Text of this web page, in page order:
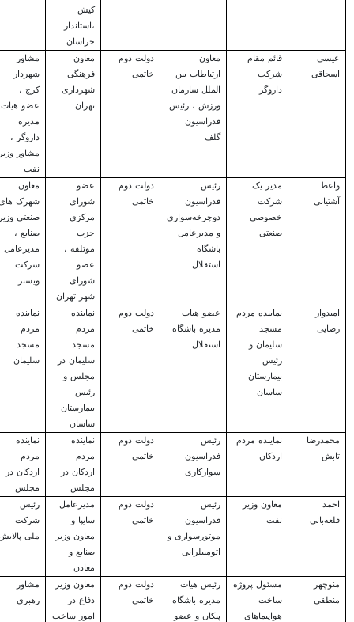
کیش
،استاندار
خراسان
عیسی
اسحاقی
قائم مقام
شرکت
داروگر
معاون
ارتباطات بین
الملل سازمان
ورزش ، رئیس
فدراسیون
گلف
دولت دوم
خاتمی
معاون
فرهنگی
شهرداری
تهران
مشاور
شهردار
کرج ،
عضو هیات
مدیره
داروگر ،
مشاور
نفت
واعظ
آشتیانی
مدیر یک
شرکت
خصوصی
صنعتی
رئیس
فدراسیون
دوچرخه‌سواری
و مدیرعامل
باشگاه
استقلال
دولت دوم
خاتمی
عضو
شورای
مرکزی
حزب
موتلفه ،
عضو
شورای
شهر تهران
معاون
شهرک
صنعتی
صنایع ،
مدیرعامل
شرکت
ویستر
امیدوار
رضایی
نماینده مردم
مسجد
سلیمان و
رئیس
بیمارستان
ساسان
عضو هیات
مدیره باشگاه
استقلال
دولت دوم
خاتمی
نماینده
مردم
مسجد
سلیمان در
مجلس و
رئیس
بیمارستان
ساسان
نماینده
مردم
مسجد
سلیمان
محمدرضا
تابش
نماینده مردم
اردکان
رئیس
فدراسیون
سوارکاری
دولت دوم
خاتمی
نماینده
مردم
اردکان در
مجلس
نماینده
مردم
اردکان در
مجلس
احمد
قلعه‌بانی
معاون وزیر
نفت
رئیس
فدراسیون
موتورسواری و
اتومبیلرانی
دولت دوم
خاتمی
مدیرعامل
سایپا و
معاون وزیر
صنایع و
معادن
رئیس
شرکت
ملی
منوچهر
منطقی
مسئول پروژه
ساخت
هواپیماهای
رئیس هیات
مدیره باشگاه
پیکان و عضو
دولت دوم
خاتمی
معاون وزیر
دفاع در
امور ساخت
مشاور
رهبری